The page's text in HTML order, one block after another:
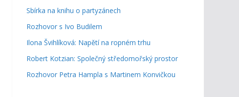
Sbírka na knihu o partyzánech
Rozhovor s Ivo Budilem
Ilona Švihlíková: Napětí na ropném trhu
Robert Kotzian: Společný středomořský prostor
Rozhovor Petra Hampla s Martinem Konvičkou